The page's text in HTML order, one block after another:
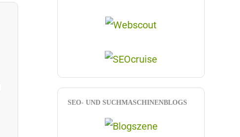
SEO- UND SUCHMASCHINENBLOGS